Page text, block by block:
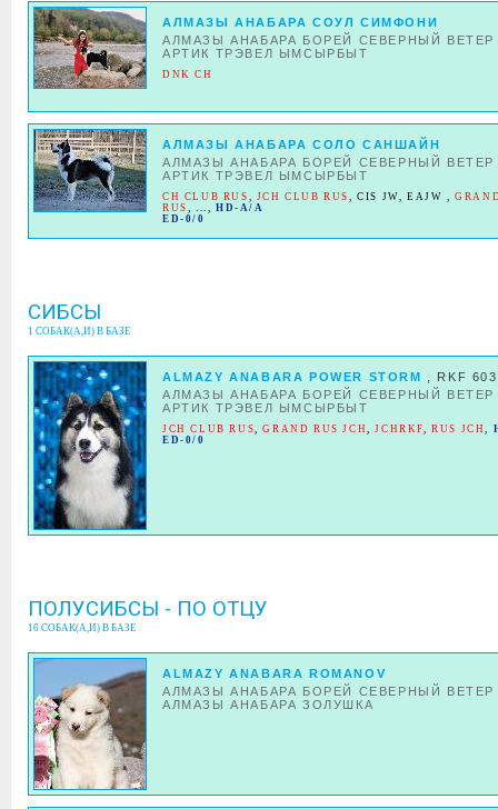
АЛМАЗЫ АНАБАРА СОУЛ СИМФОНИ
АЛМАЗЫ АНАБАРА БОРЕЙ СЕВЕРНЫЙ ВЕТЕР
АРТИК ТРЭВЕЛ ЫМСЫРБЫТ
DNK CH
АЛМАЗЫ АНАБАРА СОЛО САНШАЙН
АЛМАЗЫ АНАБАРА БОРЕЙ СЕВЕРНЫЙ ВЕТЕР
АРТИК ТРЭВЕЛ ЫМСЫРБЫТ
CH CLUB RUS , JCH CLUB RUS,CIS JW,EAJW,
RUS , ...,HD-A/A
ED-0/0
СИБСЫ
1 СОБАК(А,И) В БАЗЕ
ALMAZY ANABARA POWER STORM
, RKF
АЛМАЗЫ АНАБАРА БОРЕЙ СЕВЕРНЫЙ ВЕТЕР
АРТИК ТРЭВЕЛ ЫМСЫРБЫТ
JCH CLUB RUS,GRAND RUS JCH,JCHRKF,RUS JCH,
ED-0/0
ПОЛУСИБСЫ - ПО ОТЦУ
16 СОБАК(А,И) В БАЗЕ
ALMAZY ANABARA ROMANOV
АЛМАЗЫ АНАБАРА БОРЕЙ СЕВЕРНЫЙ ВЕТЕР
АЛМАЗЫ АНАБАРА ЗОЛУШКА